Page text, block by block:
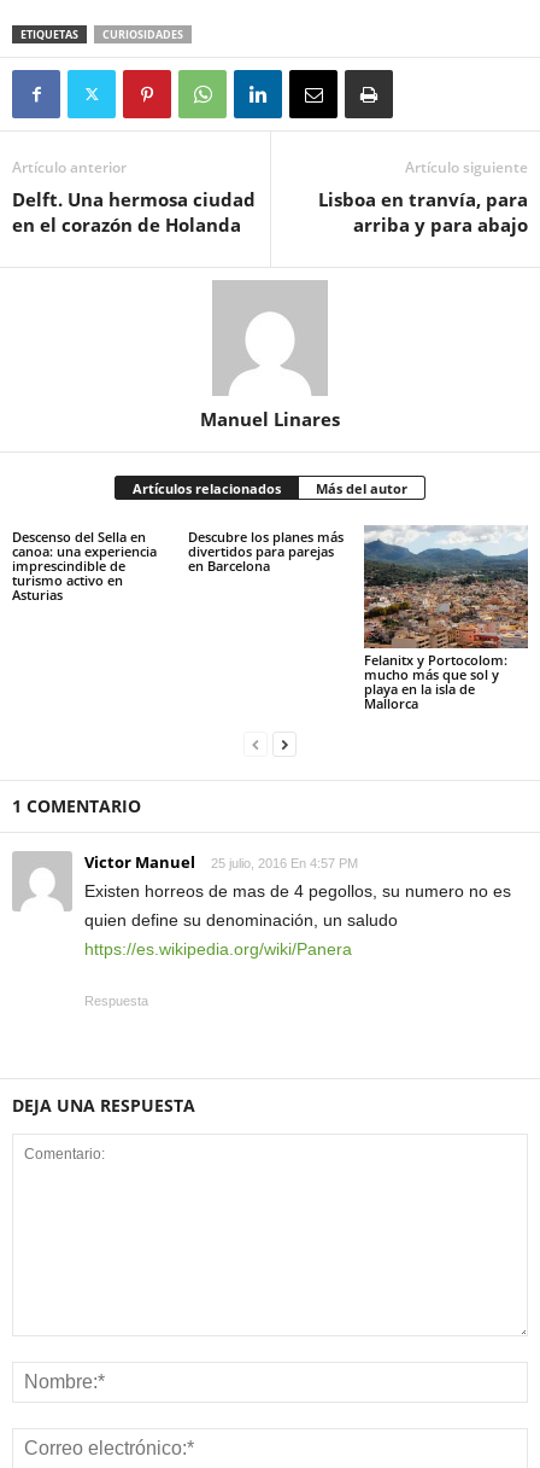
ETIQUETAS CURIOSIDADES
Artículo anterior
Delft. Una hermosa ciudad
en el corazón de Holanda
Artículo siguiente
Lisboa en tranvía, para
arriba y para abajo
Manuel Linares
Artículos relacionados Más del autor
Descenso del Sella en
canoa: una experiencia
imprescindible de
turismo activo en
Asturias
Descubre los planes más
divertidos para parejas
en Barcelona
Felanitx y Portocolom:
mucho más que sol y
playa en la isla de
Mallorca
1 COMENTARIO
Victor Manuel 25 julio, 2016 En 4:57 PM
Existen horreos de mas de 4 pegollos, su numero no es
quien define su denominación, un saludo
https://es.wikipedia.org/wiki/Panera
Respuesta
DEJA UNA RESPUESTA